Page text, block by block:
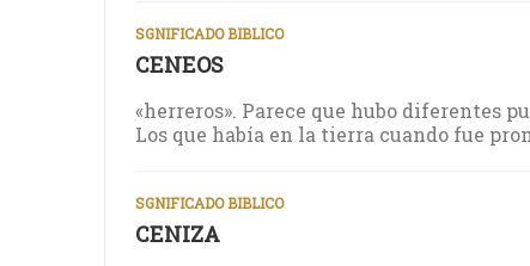
SGNIFICADO BIBLICO
CENEOS
«herreros». Parece que hubo diferentes
Los que había en la tierra cuando fue
SGNIFICADO BIBLICO
CENIZA